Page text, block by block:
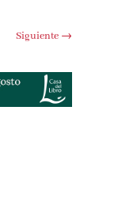
Siguiente→